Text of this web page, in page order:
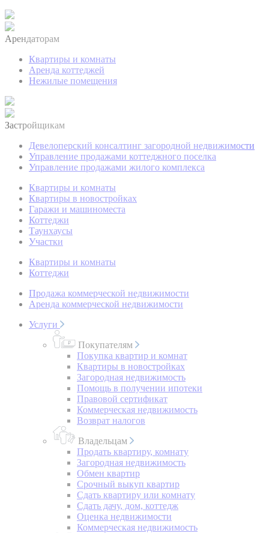
Арендаторам
Квартиры и комнаты
Аренда коттеджей
Нежилые помещения
Застройщикам
Девелоперский консалтинг загородной недвижимости
Управление продажами коттеджного поселка
Управление продажами жилого комплекса
Квартиры и комнаты
Квартиры в новостройках
Гаражи и машиноместа
Коттеджи
Таунхаусы
Участки
Квартиры и комнаты
Коттеджи
Продажа коммерческой недвижимости
Аренда коммерческой недвижимости
Услуги
Покупателям
Покупка квартир и комнат
Квартиры в новостройках
Загородная недвижимость
Помощь в получении ипотеки
Правовой сертификат
Коммерческая недвижимость
Возврат налогов
Владельцам
Продать квартиру, комнату
Загородная недвижимость
Обмен квартир
Срочный выкуп квартир
Сдать квартиру или комнату
Сдать дачу, дом, коттедж
Оценка недвижимости
Коммерческая недвижимость